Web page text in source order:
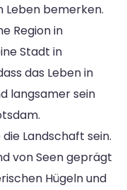
Leben bemerken.
Region in
Stadt in
das Leben in
langsamer sein
Landschaft sein.
von Seen geprägt
Hügeln und